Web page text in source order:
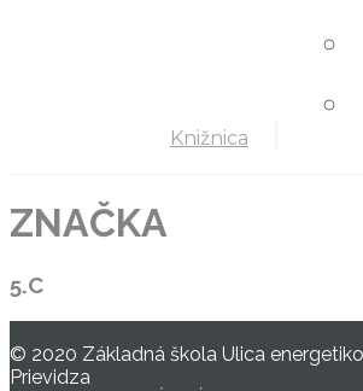
Knižnica
ZNAČKA
5.C
© 2020 Základná škola Ulica
Prievidza